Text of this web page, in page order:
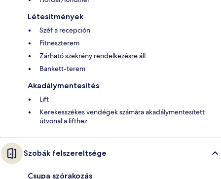
Létesítmények
Széf a recepción
Fitneszterem
Zárható szekrény rendelkezésre áll
Bankett-terem
Akadálymentesítés
Lift
Kerekesszékes vendégek számára akadálymentesített
útvonal a lifthez
Szobák felszereltsége
Csupa szórakozás